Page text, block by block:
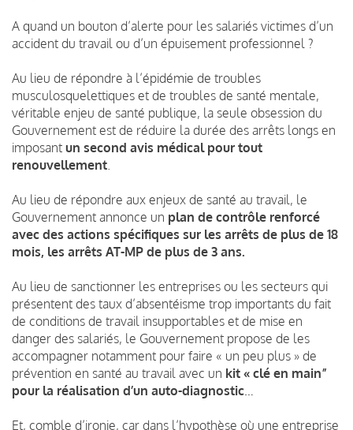
A quand un bouton d’alerte pour les salariés victimes d’un
accident du travail ou d’un épuisement professionnel ?
Au lieu de répondre à l’épidémie de troubles
musculosquelettiques et de troubles de santé mentale,
véritable enjeu de santé publique, la seule obsession du
Gouvernement est de réduire la durée des arrêts longs en
imposant un second avis médical pour tout
renouvellement
Au lieu de répondre aux enjeux de santé au travail, le
Gouvernement annonce un plan de contrôle renforcé
avec des actions spécifiques sur les arrêts de plus de 18
mois, les arrêts AT-MP de plus de 3 ans.
Au lieu de sanctionner les entreprises ou les secteurs qui
présentent des taux d’absentéisme trop importants du fait
de conditions de travail insupportables et de mise en
danger des salariés, le Gouvernement propose de les
accompagner notamment pour faire « un peu plus » de
prévention en santé au travail avec un kit « clé en main”
pour la réalisation d’un auto-diagnostic
Et, comble d’ironie, car dans l’hypothèse où une entreprise